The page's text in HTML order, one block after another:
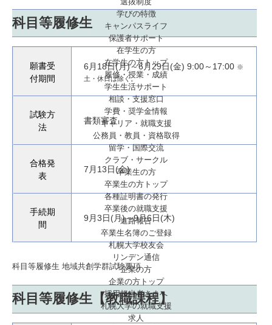
学びの特徴
キャンパスライフ
保護者サポート
在学生の方
在学生の方トップ
履修・授業・成績
学生生活サポート
相談・支援窓口
学費・奨学金情報
キャリア・就職支援
公務員・教員・資格取得
留学・国際交流
クラブ・サークル
卒業生の方
卒業生の方トップ
各種証明書の発行
卒業後の就職支援
進路報告
卒業生名簿のご登録
札幌大学校友会
リンデン通信
企業の方
企業の方トップ
採用担当者さまへ
札幌大学の就職支援
求人
科目等履修生
願書受
付期間
6月18日(月)～6月29日(金) 9:00～17:00 ※
土・休日は除く。
試験方
法
書類審査
合格発
表
7月13日(金)
手続期
間
9月3日(月)～9月6日(木)
科目等履修生 地域共創学群試験要項
科目等履修生【教職課程】